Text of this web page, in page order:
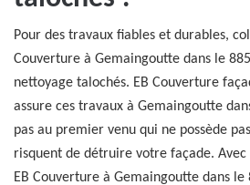
Pour des travaux fiables et durables,
Couverture à Gemaingoutte dans le
nettoyage talochés. EB Couverture
assure ces travaux à Gemaingoutte
pas au premier venu qui ne possède
risquent de détruire votre façade.
EB Couverture à Gemaingoutte dans le